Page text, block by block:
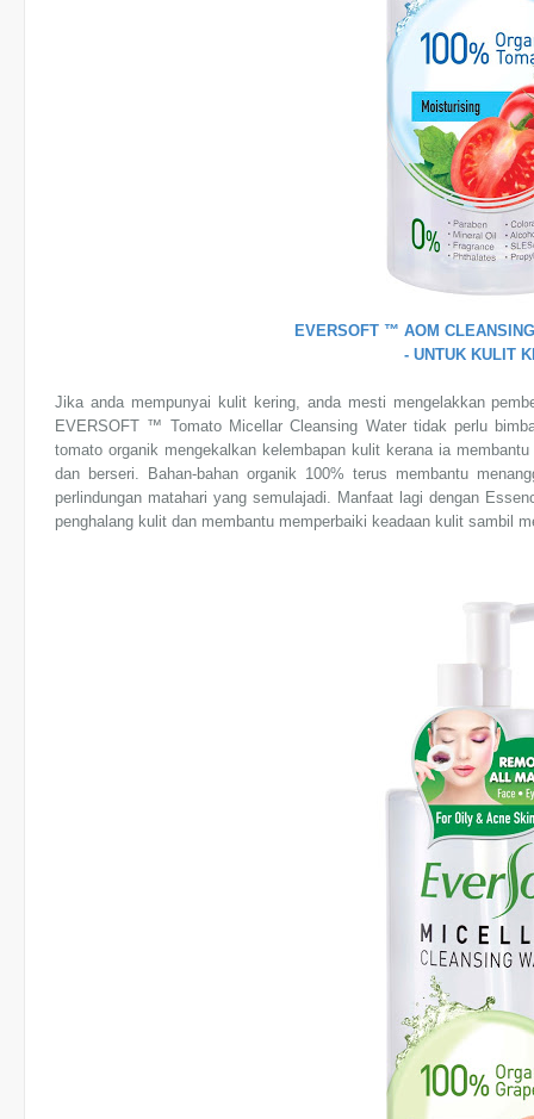
EVERSOFT ™ AOM
- UNTUK KULIT K
Jika anda mempunyai kulit kering, anda mesti mengelakkan
EVERSOFT ™ Tomato Micellar Cleansing Water tidak perlu
tomato organik mengekalkan kelembapan kulit kerana ia
dan berseri. Bahan-bahan organik 100% terus membantu
perlindungan matahari yang semulajadi. Manfaat lagi dengan
penghalang kulit dan membantu memperbaiki keadaan kulit sambil